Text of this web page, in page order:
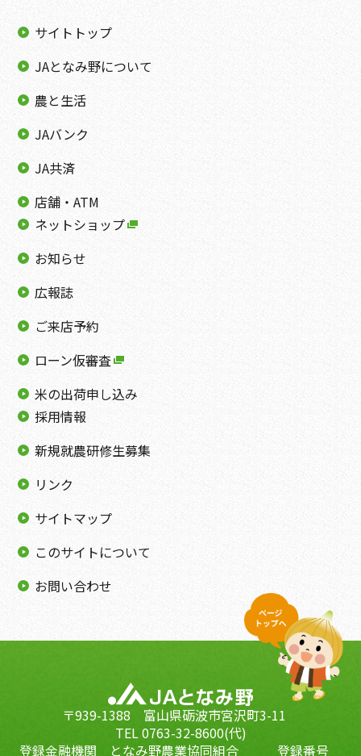
サイトトップ
JAとなみ野について
農と生活
JAバンク
JA共済
店舗・ATM
ネットショップ
お知らせ
広報誌
ご来店予約
ローン仮審査
米の出荷申し込み
採用情報
新規就農研修生募集
リンク
サイトマップ
このサイトについて
お問い合わせ
〒939-1388 富山県砺波市宮沢町3-11
TEL 0763-32-8600(代)
登録金融機関 となみ野農業協同組合 登録番号